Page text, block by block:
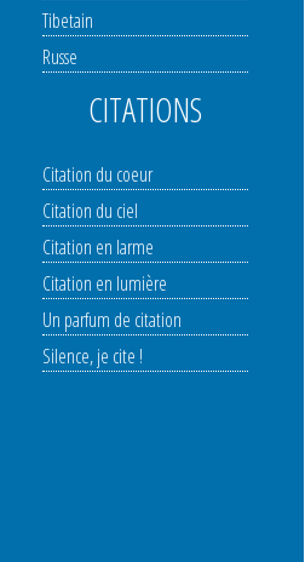
Tibetain
Russe
CITATIONS
Citation du coeur
Citation du ciel
Citation en larme
Citation en lumière
Un parfum de citation
Silence, je cite !